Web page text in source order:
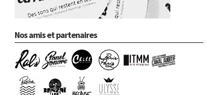
Nos amis et partenaires